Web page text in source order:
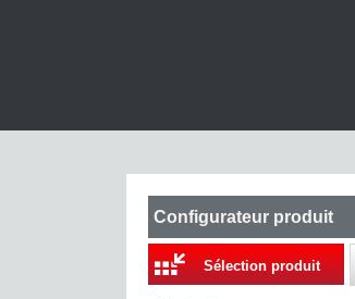
Configurateur produit
Sélection produit